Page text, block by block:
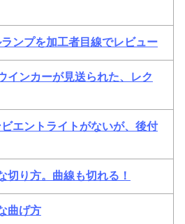
ンプを加工者目線でレビュー
インカーが見送られた、レク
エントライトがないが、後付
切り方。曲線も切れる！
曲げ方